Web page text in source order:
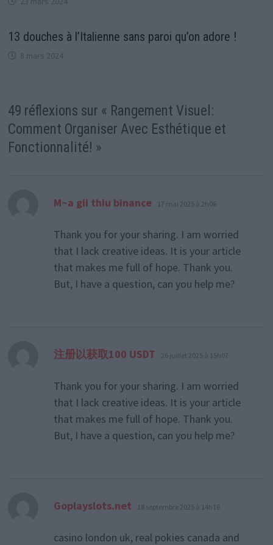
13 douches à l’Italienne sans paroi qu’on adore !
8 mars 2024
49 réflexions sur « Rangement Visuel:
Comment Organiser Avec Esthétique et
Fonctionnalité! »
M~a gii thiu binance dit :
17 mai 2025 à 2h06
Thank you for your sharing. I am worried
that I lack creative ideas. It is your article
that makes me full of hope. Thank you.
But, I have a question, can you help me?
注册以获取100 USDT dit :
26 juillet 2025 à 15h07
Thank you for your sharing. I am worried
that I lack creative ideas. It is your article
that makes me full of hope. Thank you.
But, I have a question, can you help me?
Goplayslots.net dit :
18 septembre 2025 à 14h18
casino london uk, real pokies canada and